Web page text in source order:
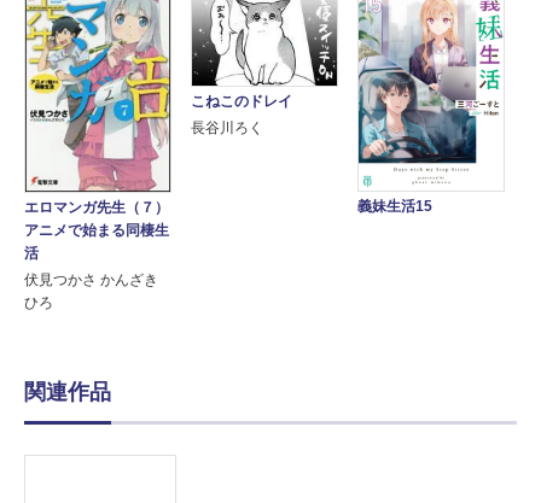
エロマンガ先生（７）
アニメで始まる同棲生
活
伏見つかさ かんざき
ひろ
こねこのドレイ
長谷川ろく
義妹生活15
関連作品